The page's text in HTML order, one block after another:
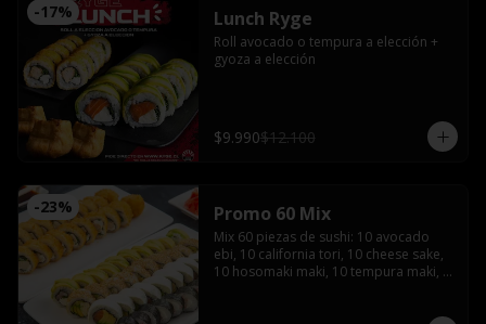
-17% Lunch Ryge
Roll avocado o tempura a elección +
gyoza a elección
$9.990$12.100
-23% Promo 60 Mix
Mix 60 piezas de sushi: 10 avocado
ebi, 10 california tori, 10 cheese sake,
10 hosomaki maki, 10 tempura maki,